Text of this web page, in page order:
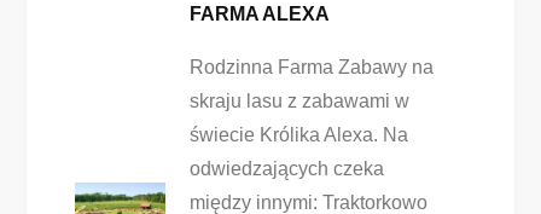
FARMA ALEXA
Rodzinna Farma Zabawy na
skraju lasu z zabawami w
świecie Królika Alexa. Na
odwiedzających czeka
między innymi: Traktorkowo